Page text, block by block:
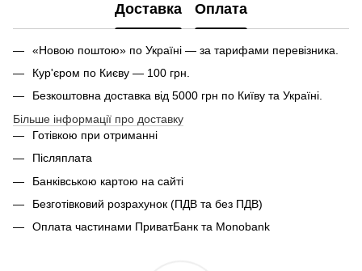
Доставка Оплата
«Новою поштою» по Україні — за тарифами перевізника.
Кур'єром по Києву — 100 грн.
Безкоштовна доставка від 5000 грн по Київу та Україні.
Більше інформації про доставку
Готівкою при отриманні
Післяплата
Банківською картою на сайті
Безготівковий розрахунок (ПДВ та без ПДВ)
Оплата частинами ПриватБанк та Monobank